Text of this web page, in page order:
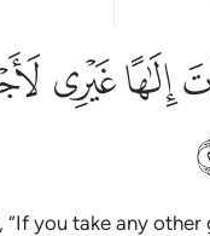
غيري لاجعلنك من
غَيْرِى لَأَجْعَلَنَّكَ
ﲐﲑ
“If you take any other